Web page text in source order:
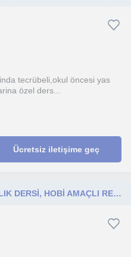
tecrübeli,okul öncesi yas
özel ders...
Ücretsiz iletişime geç
YETENEK SINAVLARINA HAZIRLIK DERSİ, HOBİ AMAÇLI RESİM DERSİ,EĞLENEREK ÖĞRENME